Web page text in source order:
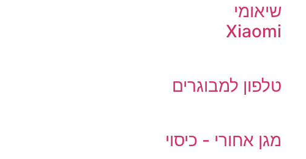
שיאומי
Xiaomi
טלפון למבוגרים
מגן אחורי - כיסוי